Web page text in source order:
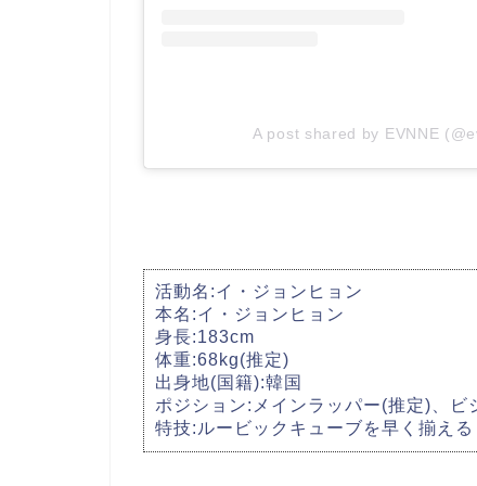
A post shared by EVNNE
活動名:イ・ジョンヒョン
本名:イ・ジョンヒョン
身長:183cm
体重:68kg(推定)
出身地(国籍):韓国
ポジション:メインラッパー(推定)、ビ
特技:ルービックキューブを早く揃える